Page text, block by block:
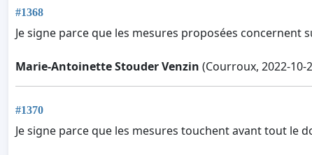
#1368
Je signe parce que les mesures proposées concernent
Marie-Antoinette Stouder Venzin (Courroux, 2022-10-
#1370
Je signe parce que les mesures touchent avant tout le